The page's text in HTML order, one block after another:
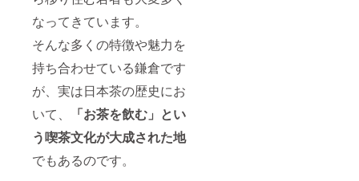
なってきています。
そんな多くの特徴や魅力を
持ち合わせている鎌倉です
が、実は日本茶の歴史にお
いて、
「お茶を飲む」とい
う喫茶文化が大成された地
でもあるのです。